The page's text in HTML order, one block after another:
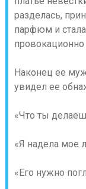
разделась,
парфюм и
Наконец ее
увидел ее
«Что ты
«Я надела мое
«Его нужно